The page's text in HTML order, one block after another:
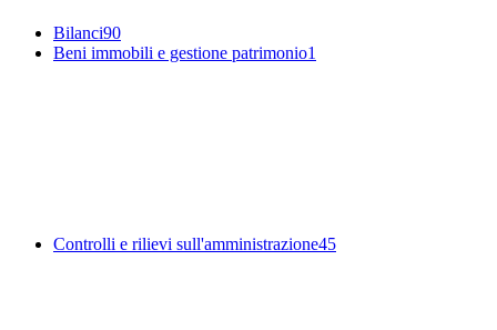
Bilanci90
Beni immobili e gestione patrimonio1
Controlli e rilievi sull'amministrazione45